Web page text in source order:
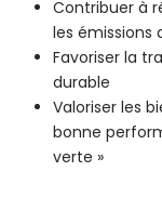
Contribuer à
les émissions
Favoriser la
durable
Valoriser les
bonne
verte »